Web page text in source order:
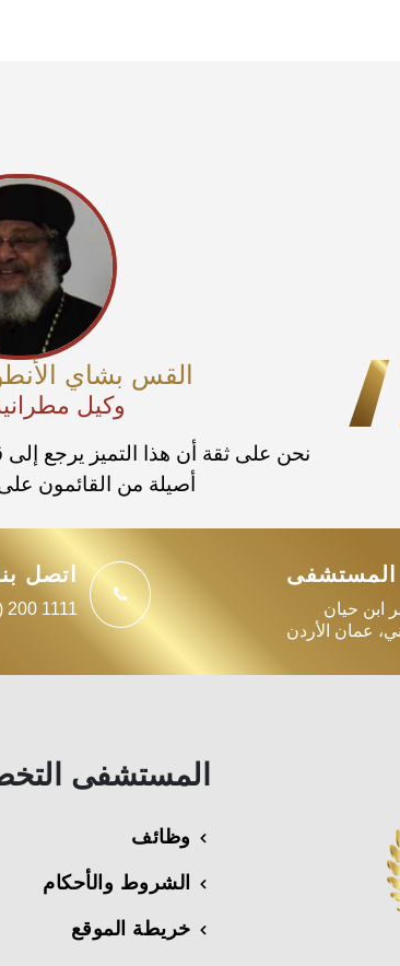
القس بشاي
وكيل
نحن على ثقة أن هذا التميز يرجع
أصيلة من القائمون
المستشفى
ابن حيان
عمان الأردن
اتصل
200 1111
المستشفى
وظائف
الشروط والأحكام
خريطة الموقع